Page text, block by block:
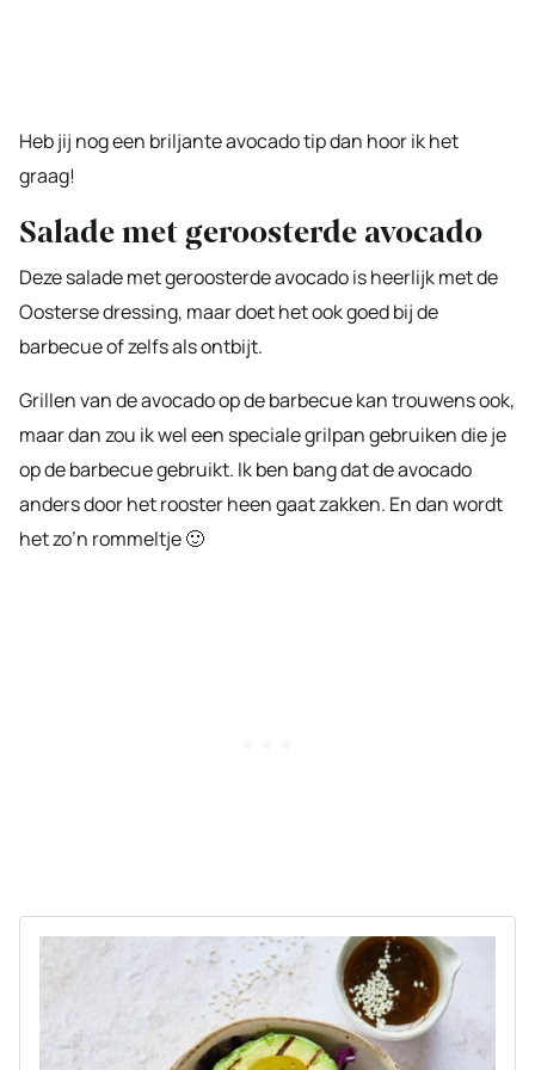
Heb jij nog een briljante avocado tip dan hoor ik het
graag!
Salade met geroosterde avocado
Deze salade met geroosterde avocado is heerlijk met de
Oosterse dressing, maar doet het ook goed bij de
barbecue of zelfs als ontbijt.
Grillen van de avocado op de barbecue kan trouwens ook,
maar dan zou ik wel een speciale grilpan gebruiken die je
op de barbecue gebruikt. Ik ben bang dat de avocado
anders door het rooster heen gaat zakken. En dan wordt
het zo’n rommeltje 🙂